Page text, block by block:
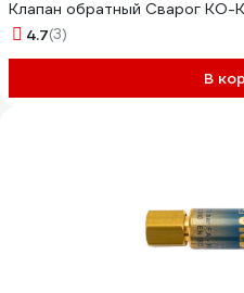
Клапан обратный Сварог КО-
4.7(3)
В